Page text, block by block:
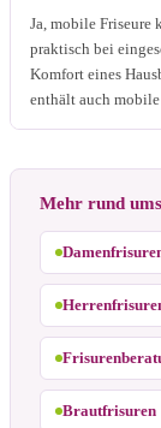
Ja, mobile Friseure
praktisch bei
Komfort eines
enthält auch mobile
Mehr rund
Brautfrisuren